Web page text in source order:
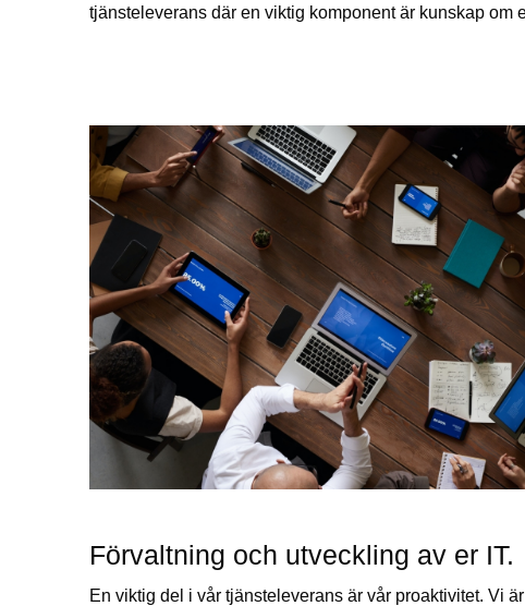
tjänsteleverans där en viktig komponent är kunskap om
Förvaltning och utveckling av er IT.
En viktig del i vår tjänsteleverans är vår proaktivitet. Vi